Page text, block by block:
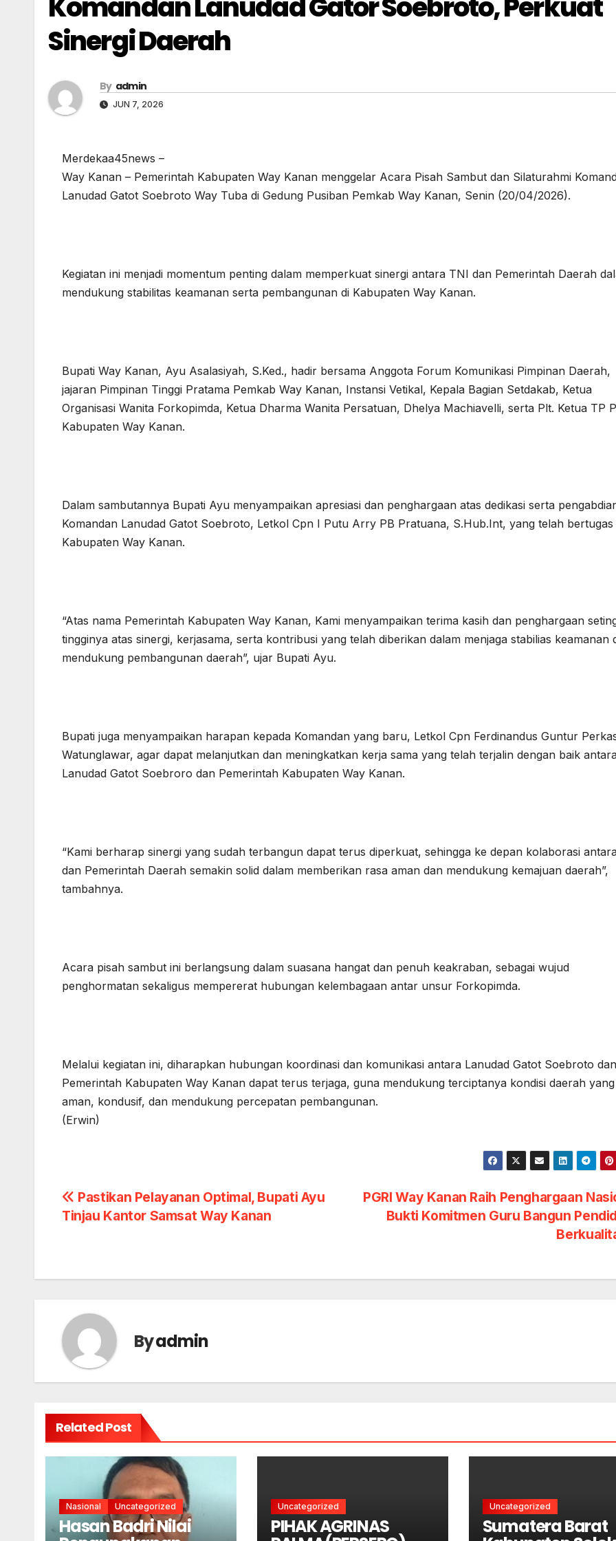
Sinergi Daerah
By admin
JUN 7, 2026
Merdekaa45news –
Way Kanan – Pemerintah Kabupaten Way Kanan menggelar Acara Pisah Sambut dan Silaturahmi
Lanudad Gatot Soebroto Way Tuba di Gedung Pusiban Pemkab Way Kanan, Senin (20/04/2026).
Kegiatan ini menjadi momentum penting dalam memperkuat sinergi antara TNI dan Pemerintah Daerah
mendukung stabilitas keamanan serta pembangunan di Kabupaten Way Kanan.
Bupati Way Kanan, Ayu Asalasiyah, S.Ked., hadir bersama Anggota Forum Komunikasi Pimpinan Daerah,
jajaran Pimpinan Tinggi Pratama Pemkab Way Kanan, Instansi Vetikal, Kepala Bagian Setdakab, Ketua
Organisasi Wanita Forkopimda, Ketua Dharma Wanita Persatuan, Dhelya Machiavelli, serta Plt. Ketua TP
Kabupaten Way Kanan.
Dalam sambutannya Bupati Ayu menyampaikan apresiasi dan penghargaan atas dedikasi serta
Komandan Lanudad Gatot Soebroto, Letkol Cpn I Putu Arry PB Pratuana, S.Hub.Int, yang telah bertugas
Kabupaten Way Kanan.
“Atas nama Pemerintah Kabupaten Way Kanan, Kami menyampaikan terima kasih dan penghargaan
tingginya atas sinergi, kerjasama, serta kontribusi yang telah diberikan dalam menjaga stabilias keamanan
mendukung pembangunan daerah”, ujar Bupati Ayu.
Bupati juga menyampaikan harapan kepada Komandan yang baru, Letkol Cpn Ferdinandus Guntur
Watunglawar, agar dapat melanjutkan dan meningkatkan kerja sama yang telah terjalin dengan baik
Lanudad Gatot Soebroro dan Pemerintah Kabupaten Way Kanan.
“Kami berharap sinergi yang sudah terbangun dapat terus diperkuat, sehingga ke depan kolaborasi
dan Pemerintah Daerah semakin solid dalam memberikan rasa aman dan mendukung kemajuan daerah”,
tambahnya.
Acara pisah sambut ini berlangsung dalam suasana hangat dan penuh keakraban, sebagai wujud
penghormatan sekaligus mempererat hubungan kelembagaan antar unsur Forkopimda.
Melalui kegiatan ini, diharapkan hubungan koordinasi dan komunikasi antara Lanudad Gatot Soebroto dan
Pemerintah Kabupaten Way Kanan dapat terus terjaga, guna mendukung terciptanya kondisi daerah yang
aman, kondusif, dan mendukung percepatan pembangunan.
(Erwin)
Post
navigation
PGRI Way Kanan Raih Penghargaan
Bukti Komitmen Guru Bangun
Pastikan Pelayanan Optimal, Bupati Ayu
Tinjau Kantor Samsat Way Kanan
Byadmin
Related Post
Nasional Uncategorized
Hasan Badri Nilai
Uncategorized
PIHAK AGRINAS
Uncategorized
Sumatera Barat